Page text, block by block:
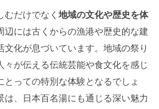
だけでなく 地域の文化や歴史を体
辺には古くからの漁港や歴史的な建
化が息づいています。地域の祭り
が伝える伝統芸能や食文化を感じ
っての特別な体験となるでしょ
は、日本百名湯にも通じる深い魅力